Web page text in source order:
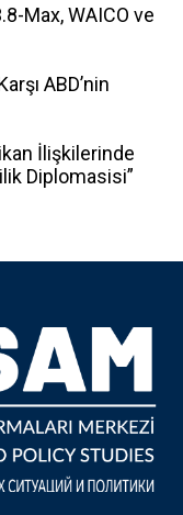
Max, WAICO ve
ABD’nin
İlişkilerinde
Diplomasisi”